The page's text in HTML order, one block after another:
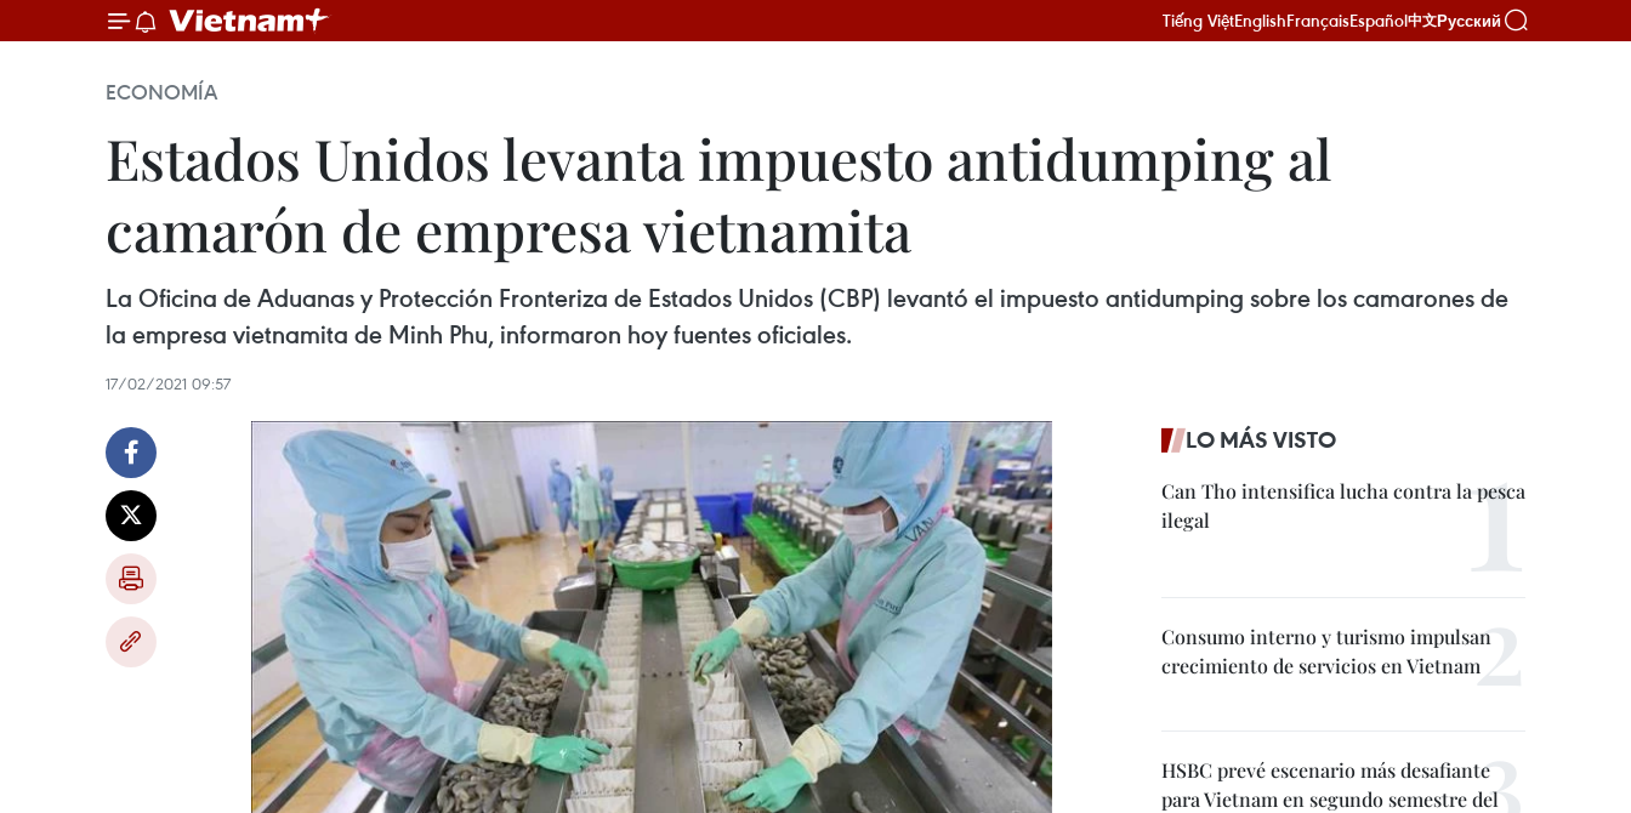
Tiếng ViệtEnglishFrançaisEspañol中文Русский
ECONOMÍA
Estados Unidos levanta impuesto antidumping al
camarón de empresa vietnamita
La Oficina de Aduanas y Protección Fronteriza de Estados Unidos (CBP) levantó el impuesto antidumping sobre los camarones de
la empresa vietnamita de Minh Phu, informaron hoy fuentes oficiales.
17/02/2021 09:57
LO MÁS VISTO
Can Tho intensifica lucha contra la pesca
ilegal
Consumo interno y turismo impulsan
crecimiento de servicios en Vietnam
HSBC prevé escenario más desafiante
para Vietnam en segundo semestre del